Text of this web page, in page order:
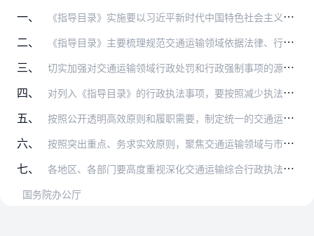
一、
《指导目录》实施要以习近平新时代中国特色社会主义思想为指导，全面贯彻党的十九大和十九届二中、三中、四中、五中全会精神，按照党中央、国务院决策部署，扎实推进交通运…
二、 《指导目录》主要梳理规范交通运输领域依据法律、行政法规设定的行政处罚和行政强制事项，以及部门规章设定的警告、罚款的行政处罚事项，并将按程序进行动态调整。各省、自…
三、 切实加强对交通运输领域行政处罚和行政强制事项的源头治理。凡是没有法律法规规章依据的行政执法事项一律取消。需要保留或新增的行政执法事项，要依法逐条逐项进行合法性、…
四、 对列入《指导目录》的行政执法事项，要按照减少执法层级、推动执法力量下沉的要求，区分不同事项和不同管理体制，结合实际明晰第一责任主体，把查处违法行为的责任压实。坚…
五、 按照公开透明高效原则和履职需要，制定统一的交通运输综合行政执法程序规定，明确执法事项的工作程序、履职要求、办理时限、行为规范等，消除行政执法中的模糊条款，压减自…
六、 按照突出重点、务求实效原则，聚焦交通运输领域与市场主体、群众关系最密切的行政执法事项，着力解决反映强烈的突出问题，让市场主体、群众切实感受到改革成果。制定简明易…
七、
各地区、各部门要高度重视深化交通运输综合行政执法改革，全面落实清权、减权、制权、晒权等改革要求，统筹推进机构改革、职能转变和作风建设。要切实加强组织领导，落实工…
国务院办公厅